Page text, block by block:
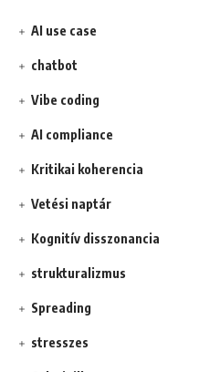
AI use case
chatbot
Vibe coding
AI compliance
Kritikai koherencia
Vetési naptár
Kognitív disszonancia
strukturalizmus
Spreading
stresszes